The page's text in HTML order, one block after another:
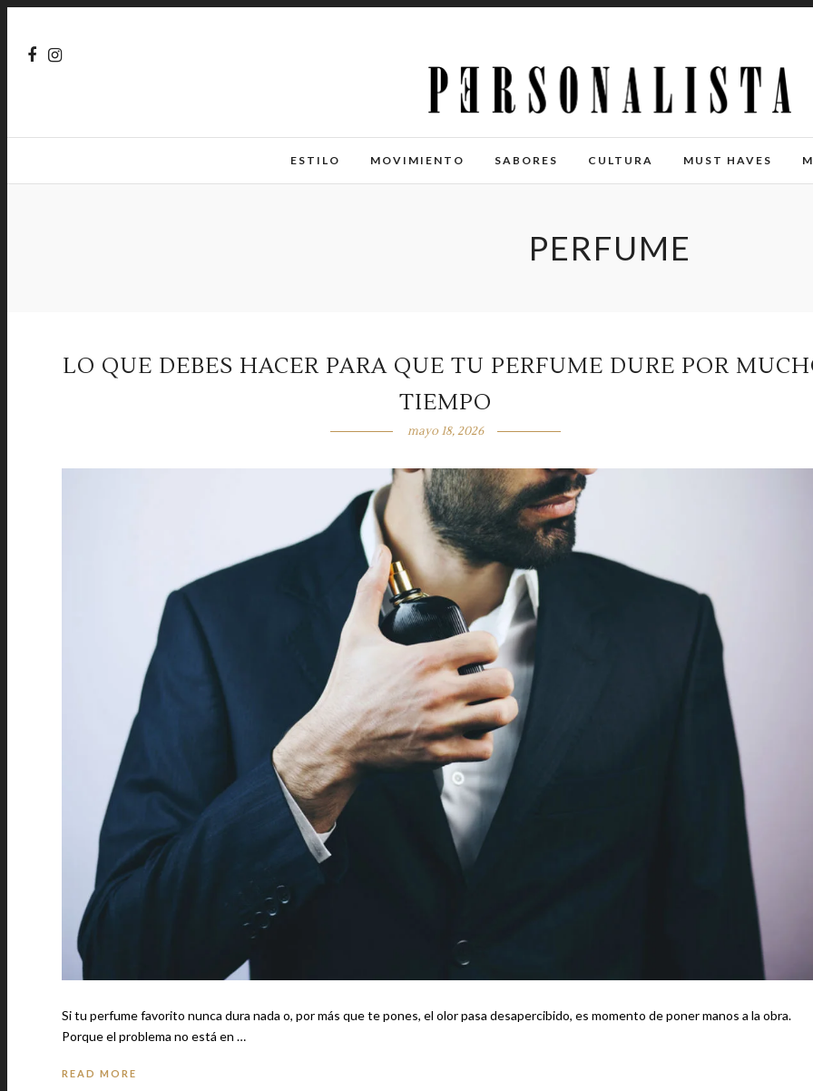
ESTILO MOVIMIENTO SABORES CULTURA MUST HAVES
PERFUME
LO QUE DEBES HACER PARA QUE TU PERFUME DURE POR
TIEMPO
mayo 18, 2026
Si tu perfume favorito nunca dura nada o, por más que te pones, el olor pasa desapercibido, es momento de poner manos a la obra.
Porque el problema no está en …
READ MORE